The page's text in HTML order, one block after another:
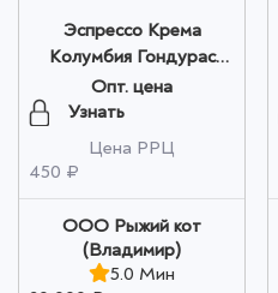
Эспрессо Крема
Колумбия Гондурас
Индия в зернах 200г
оптом
Опт. цена
Узнать
Цена РРЦ
450 ₽
ООО Рыжий кот
(Владимир)
5.0 Мин